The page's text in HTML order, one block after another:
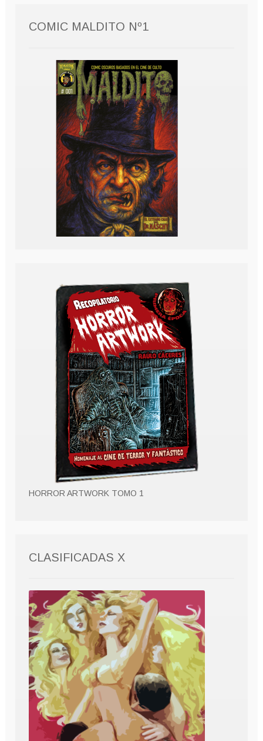
COMIC MALDITO Nº1
HORROR ARTWORK TOMO 1
CLASIFICADAS X